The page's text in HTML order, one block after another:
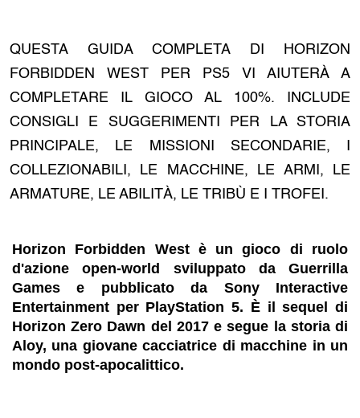
QUESTA GUIDA COMPLETA DI HORIZON
FORBIDDEN WEST PER PS5 VI AIUTERÀ A
COMPLETARE IL GIOCO AL 100%. INCLUDE
CONSIGLI E SUGGERIMENTI PER LA STORIA
PRINCIPALE, LE MISSIONI SECONDARIE, I
COLLEZIONABILI, LE MACCHINE, LE ARMI, LE
ARMATURE, LE ABILITÀ, LE TRIBÙ E I TROFEI.
Horizon Forbidden West è un gioco di ruolo
d'azione open-world sviluppato da Guerrilla
Games e pubblicato da Sony Interactive
Entertainment per PlayStation 5. È il sequel di
Horizon Zero Dawn del 2017 e segue la storia di
Aloy, una giovane cacciatrice di macchine in un
mondo post-apocalittico.